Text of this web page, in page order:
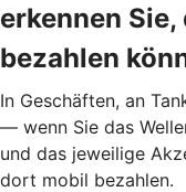
erkennen Sie,
bezahlen
In Geschäften, an
— wenn Sie das
und das jeweilige
dort mobil bezahlen.